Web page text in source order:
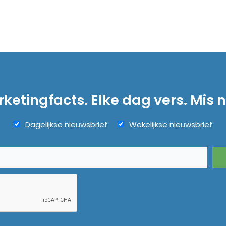
Elke dag vers. Mis
Dagelijkse nieuwsbrief Wekelijkse nieuwsbrief